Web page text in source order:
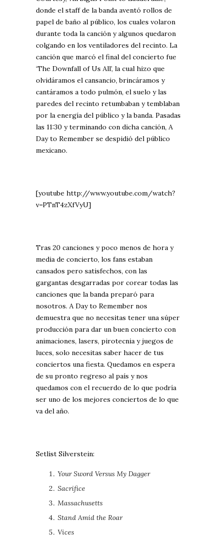
donde el staff de la banda aventó rollos de
papel de baño al público, los cuales volaron
durante toda la canción y algunos quedaron
colgando en los ventiladores del recinto. La
canción que marcó el final del concierto fue
‘The Downfall of Us All’, la cual hizo que
olvidáramos el cansancio, brincáramos y
cantáramos a todo pulmón, el suelo y las
paredes del recinto retumbaban y temblaban
por la energía del público y la banda. Pasadas
las 11:30 y terminando con dicha canción, A
Day to Remember se despidió del público
mexicano.
[youtube http://www.youtube.com/watch?
v=PTnT4zXfVyU]
Tras 20 canciones y poco menos de hora y
media de concierto, los fans estaban
cansados pero satisfechos, con las
gargantas desgarradas por corear todas las
canciones que la banda preparó para
nosotros. A Day to Remember nos
demuestra que no necesitas tener una súper
producción para dar un buen concierto con
animaciones, lasers, pirotecnia y juegos de
luces, solo necesitas saber hacer de tus
conciertos una fiesta. Quedamos en espera
de su pronto regreso al país y nos
quedamos con el recuerdo de lo que podría
ser uno de los mejores conciertos de lo que
va del año.
Setlist Silverstein:
Your Sword Versus My Dagger
Sacrifice
Massachusetts
Stand Amid the Roar
Vices